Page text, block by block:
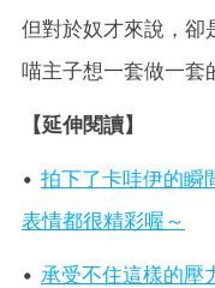
但對於奴才來說，卻
喵主子想一套做一套
【延伸閱讀】
• 拍下了卡哇伊的瞬
表情都很精彩喔～
• 承受不住這樣的壓